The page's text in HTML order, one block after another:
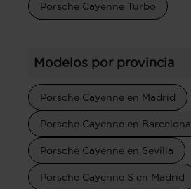
Porsche Cayenne Turbo
Modelos por provincia
Porsche Cayenne en Madrid
Porsche Cayenne en Barcelona
Porsche Cayenne en Sevilla
Porsche Cayenne S en Madrid